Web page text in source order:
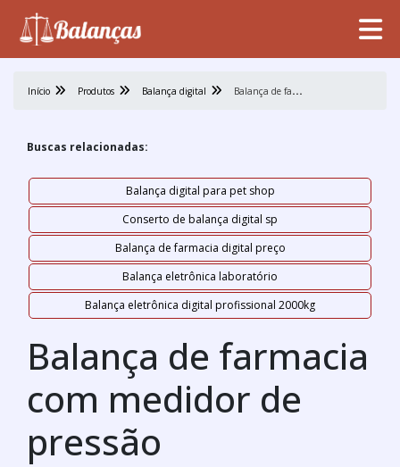
Início Produtos Balança digital B
alança de farmacia com medidor de pressão
Buscas relacionadas:
Balança digital para pet shop
Conserto de balança digital sp
Balança de farmacia digital preço
Balança eletrônica laboratório
Balança eletrônica digital profissional 2000kg
Balança de farmacia
com medidor de
pressão